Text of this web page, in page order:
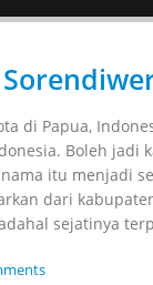
di Papua,
Boleh
itu menjadi
dari
sejatinya